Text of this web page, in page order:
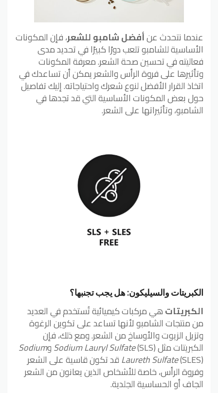
عندما نتحدث عنأفضل شامبو للشعر، فإن المكونات
الأساسية للشامبو تلعب دورًا كبيرًا في تحديد مدى
فعاليته في تحسين صحة الشعر. معرفة المكونات
وتأثيرها على فروة الرأس والشعر يمكن أن تساعدك في
اتخاذ القرار الأفضل لنوع شعرك واحتياجاته. إليك تفاصيل
حول بعض المكونات الأساسية التي قد تجدها في
الشامبو، وتأثيراتها على الشعر.
الكبريتات والسيليكون: هل يجب تجنبها؟
الكبريتاتهي مركبات كيميائية تُستخدم في العديد
من منتجات الشامبو لأنها تساعد على تكوين الرغوة
وتزيل الزيوت والأوساخ من الشعر. ومع ذلك، فإن
الكبريتات مثل Sodium Lauryl Sulfate(SLS) و Sodium
Laureth Sulfate(SLES) قد تكون قاسية على الشعر
وفروة الرأس، خاصة للأشخاص الذين يعانون من الشعر
الجاف أو الحساسية الجلدية.